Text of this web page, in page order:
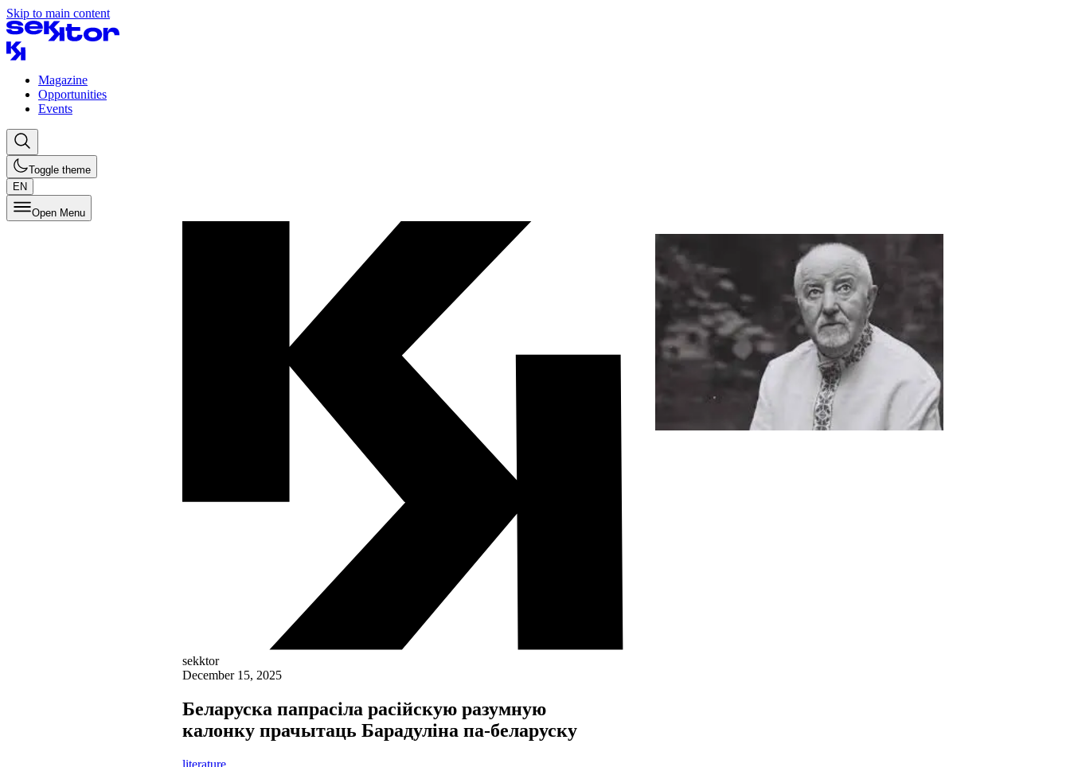
Skip to main content
Magazine
Opportunities
Events
Toggle theme
EN
Open Menu
sekktor
December 15, 2025
Беларуска папрасіла расійскую разумную
калонку прачытаць Барадуліна па-беларуску